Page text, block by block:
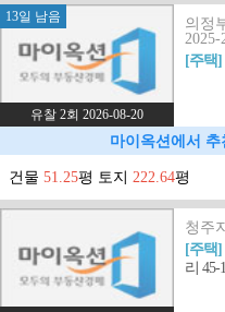
13일 남음
유찰 2회 2026-08-20
의정
2025-
[주택]
마이옥션에서
건물 51.25평 토지 222.64평
청주
[주택]
리 45-